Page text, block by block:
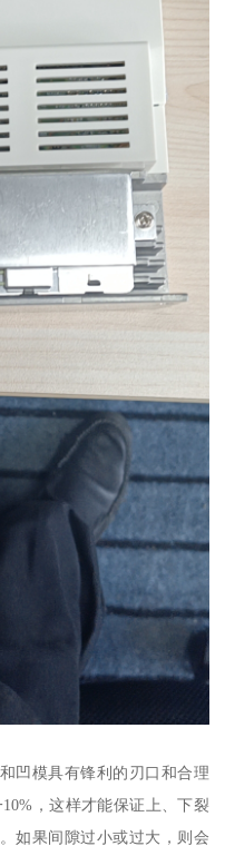
凹模具有锋利的刃口和合理
，这样才能保证上、下裂
如果间隙过小或过大，则会